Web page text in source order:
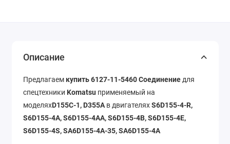
Описание
Предлагаем купить 6127-11-5460 Соединение для
спецтехники Komatsu применяемый на
моделяхD155C-1, D355A в двигателяхS6D155-4-R,
S6D155-4A, S6D155-4AA, S6D155-4B, S6D155-4E,
S6D155-4S, SA6D155-4A-35, SA6D155-4A